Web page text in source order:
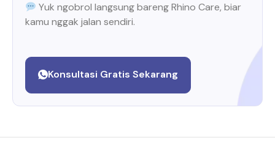
Yuk ngobrol langsung bareng Rhino Care, biar
kamu nggak jalan sendiri.
Konsultasi Gratis Sekarang